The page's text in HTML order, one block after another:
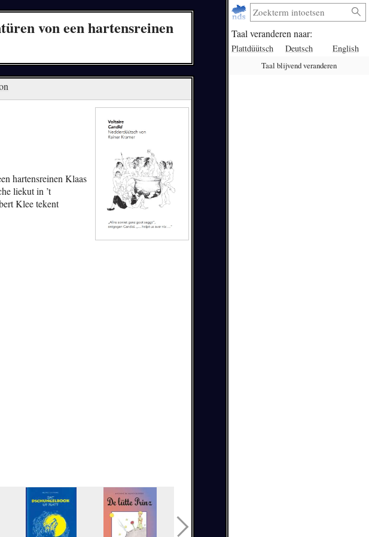
Taal veranderen naar:
Plattdüütsch Deutsch English
Taal blijvend veranderen
von een hartensreinen
hartensreinen Klaas
liekut in ’t
Klee tekent